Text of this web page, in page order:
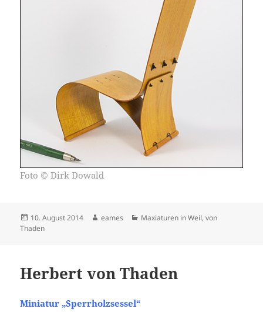
Foto © Dirk Dowald
Veröffentlicht
am
10. August 2014 Autor
eames Kategorien
Maxiaturen in Weil,von
Thaden
Herbert von Thaden
Miniatur „Sperrholzsessel“